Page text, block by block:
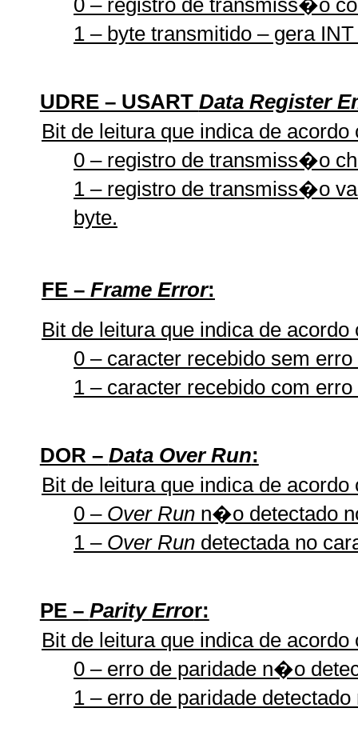
0 – registro de transmiss�o
1 – byte transmitido – gera
UDRE – USART Data Register
Bit de leitura que indica de
0 – registro de transmiss�o
1 – registro de transmiss�o
byte.
FE – Frame Error:
Bit de leitura que indica de
0 – caracter recebido sem
1 – caracter recebido com
DOR – Data Over Run:
Bit de leitura que indica de
0 – Over Run n�o detectado
1 – Over Run detectada no
PE – Parity Error:
Bit de leitura que indica de
0 – erro de paridade n�o
1 – erro de paridade